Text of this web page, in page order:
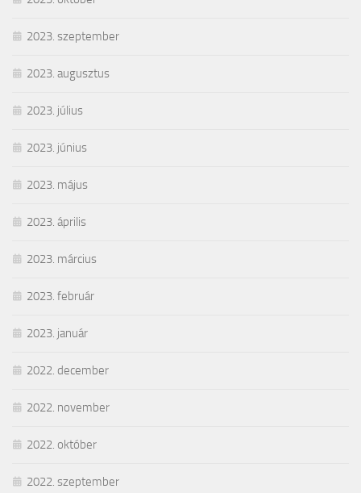
2023. szeptember
2023. augusztus
2023. július
2023. június
2023. május
2023. április
2023. március
2023. február
2023. január
2022. december
2022. november
2022. október
2022. szeptember